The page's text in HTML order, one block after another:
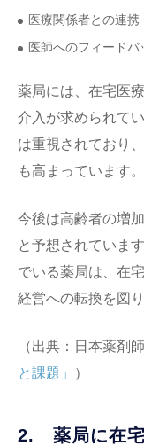
医療関係者との連携
医師へのフィードバ
薬局には、在宅医
介入が求められて
は重視されており
も高まっています。
今後は高齢者の増
と予想されていま
でいる薬局は、在
経営への転換を図り
（出典：日本薬剤
と課題」
）
2. 薬局に在宅